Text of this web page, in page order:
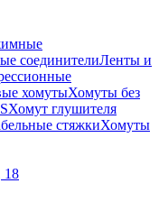
соединителиЛенты и
хомутыХомуты без
Хомут глушителя
стяжкиХомуты
18